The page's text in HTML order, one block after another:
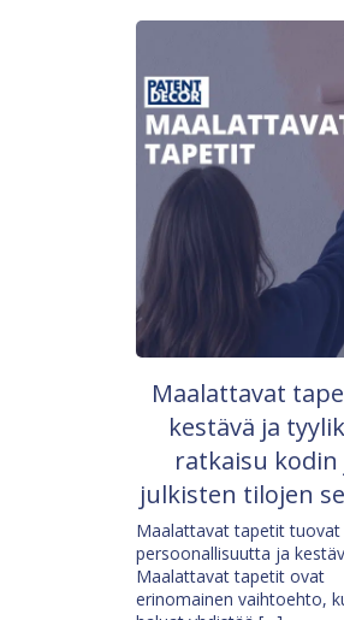
Maalattavat
kestävä ja
ratkaisu kodin
julkisten tilojen
Maalattavat tapetit tuovat
persoonallisuutta ja
Maalattavat tapetit ovat
erinomainen vaihtoehto,